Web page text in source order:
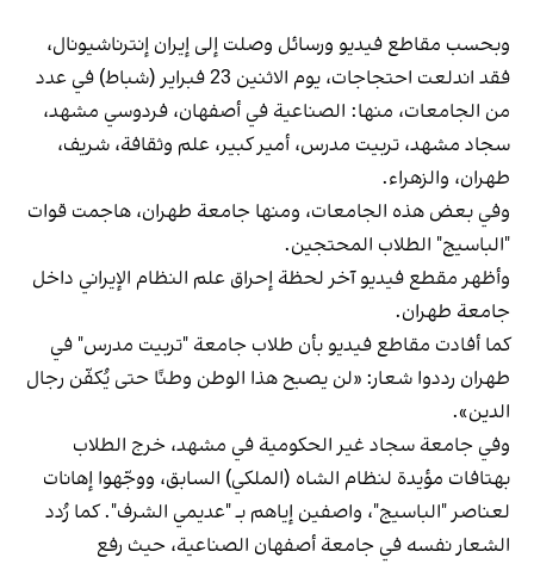
وبحسب مقاطع فيديو ورسائل وصلت إلى إيران إنترناشيونال،
فقد اندلعت احتجاجات، يوم الاثنين 23 فبراير (شباط) في عدد
من الجامعات، منها: الصناعية في أصفهان، فردوسي مشهد،
سجاد مشهد، تربيت مدرس، أمير كبير، علم وثقافة، شريف،
طهران، والزهراء.
وفي بعض هذه الجامعات، ومنها جامعة طهران، هاجمت قوات
"الباسيج" الطلاب المحتجين.
وأظهر مقطع فيديو آخر لحظة إحراق علم النظام الإيراني داخل
جامعة طهران.
كما أفادت مقاطع فيديو بأن طلاب جامعة "تربيت مدرس" في
طهران رددوا شعار: «لن يصبح هذا الوطن وطنًا حتى يُكفّن رجال
الدين».
وفي جامعة سجاد غير الحكومية في مشهد، خرج الطلاب
بهتافات مؤيدة لنظام الشاه (الملكي) السابق، ووجّهوا إهانات
لعناصر "الباسيج"، واصفين إياهم بـ "عديمي الشرف". كما رُدد
الشعار نفسه في جامعة أصفهان الصناعية، حيث رفع